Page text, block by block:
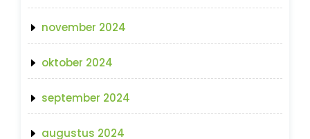
november 2024
oktober 2024
september 2024
augustus 2024